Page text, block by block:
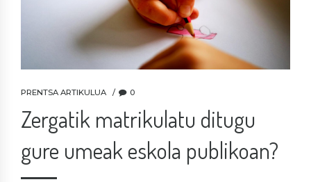
PRENTSA ARTIKULUA 0
Zergatik matrikulatu ditugu
gure umeak eskola publikoan?